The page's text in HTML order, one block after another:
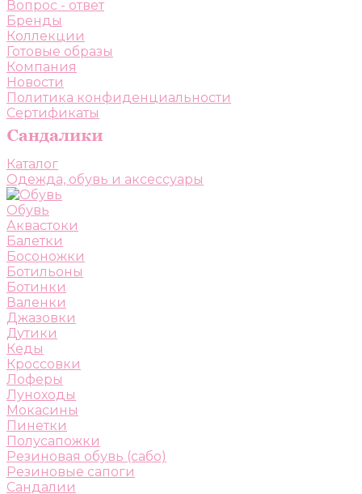
Вопрос - ответ
Бренды
Коллекции
Готовые образы
Компания
Новости
Политика конфиденциальности
Сертификаты
Каталог
Одежда, обувь и аксессуары
Обувь
Аквастоки
Балетки
Босоножки
Ботильоны
Ботинки
Валенки
Джазовки
Дутики
Кеды
Кроссовки
Лоферы
Луноходы
Мокасины
Пинетки
Полусапожки
Резиновая обувь (сабо)
Резиновые сапоги
Сандалии